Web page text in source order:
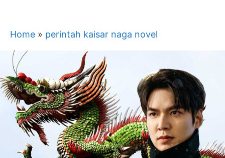
Home » perintah kaisar naga novel